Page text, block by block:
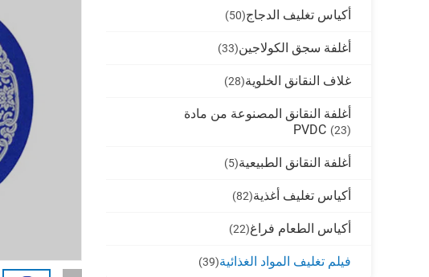
أكياس تغليف الدجاج(50)
أغلفة سجق الكولاجين(33)
غلاف النقانق الخلوية(28)
أغلفة النقانق المصنوعة من مادة
PVDC (23)
أغلفة النقانق الطبيعية(5)
أكياس تغليف أغذية(82)
أكياس الطعام فراغ(22)
فيلم تغليف المواد الغذائية(39)